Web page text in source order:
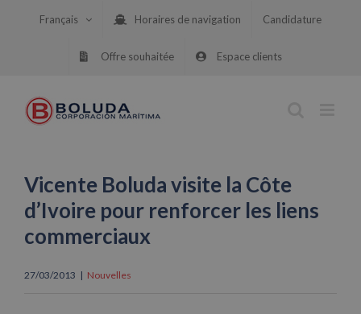
Français Horaires de navigation Candidature
Offre souhaitée Espace clients
Vicente Boluda visite la Côte
d’Ivoire pour renforcer les liens
commerciaux
27/03/2013 | Nouvelles